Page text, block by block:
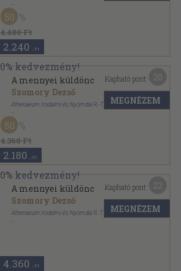
Aranyozott kiadói egész vászonkötés
4.480 Ft
50
2.240 ,-Ft
A mennyei küldönc
Szomory Dezső
Athenaeum Irodalmi és Nyomdai R.-T.
Vászon
Korunk mesterei sorozat
4.360 Ft
50
2.180 ,-Ft
Kapható pont:
MEGNÉZEM
A mennyei küldönc
Szomory Dezső
Athenaeum Irodalmi és Nyomdai R. T.
4.360 ,-Ft
Kapható pont:
MEGNÉZEM